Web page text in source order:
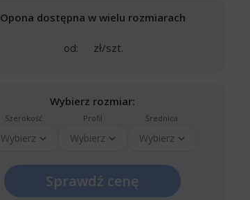
Opona dostępna w wielu rozmiarach
od: zł/szt.
Wybierz rozmiar:
Szerokość
Wybierz
Profil
Wybierz
Średnica
Wybierz
Sprawdź cenę